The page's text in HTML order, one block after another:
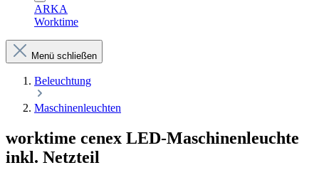
ARKA
Worktime
Menü schließen
Beleuchtung
Maschinenleuchten
worktime cenex LED-Maschinenleuchte
inkl. Netzteil